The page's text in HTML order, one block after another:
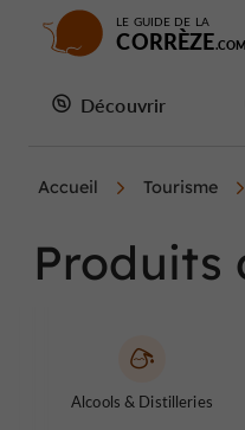
LE GUIDE DE LA
CORRÈZE
Découvrir
Accueil Tourisme
Produits
Alcools & Distilleries